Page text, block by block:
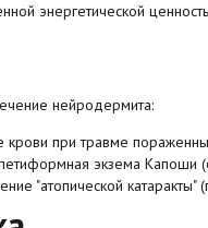
энергетической
нейродермита:
при травме
экзема Капоши
"атопической